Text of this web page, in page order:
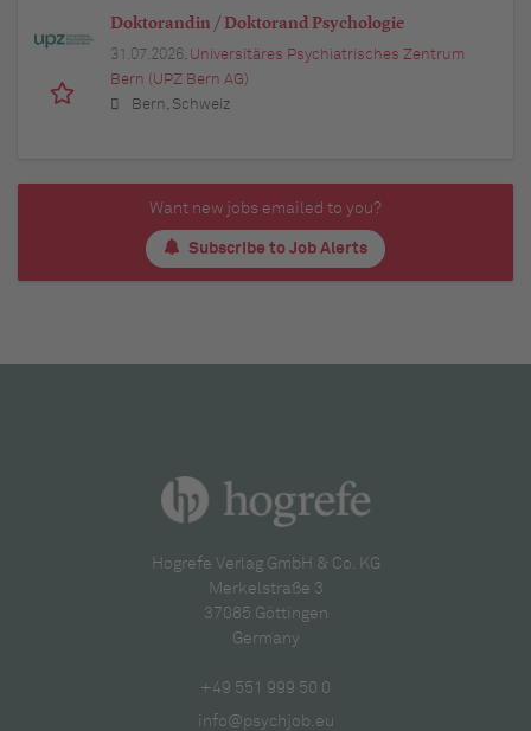
Doktorandin / Doktorand Psychologie
31.07.2026, Universitäres Psychiatrisches Zentrum
Bern (UPZ Bern AG)
Bern, Schweiz
Want new jobs emailed to you?
Subscribe to Job Alerts
Hogrefe Verlag GmbH & Co. KG
Merkelstraße 3
37085 Göttingen
Germany
+49 551 999 50 0
info@psychjob.eu